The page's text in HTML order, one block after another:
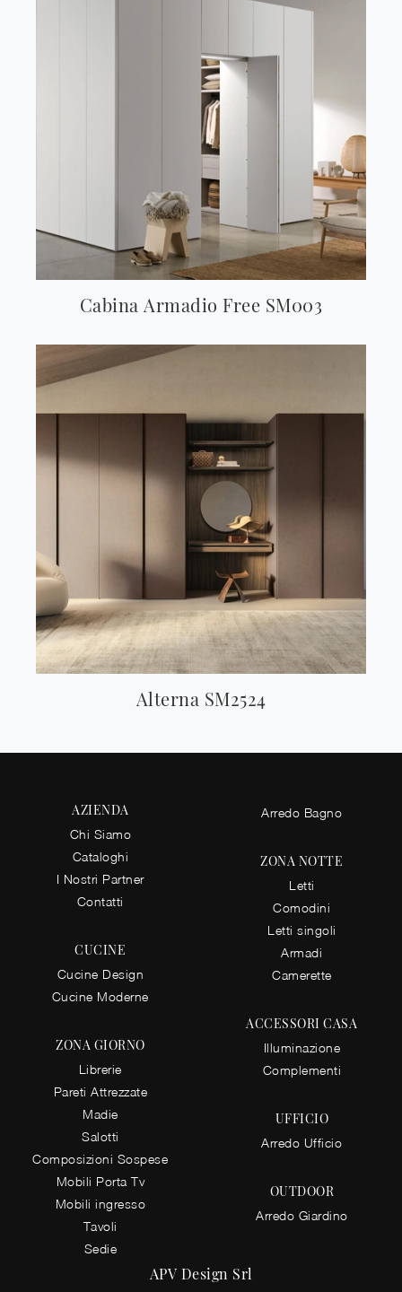
Cabina Armadio Free SM003
Alterna SM2524
AZIENDA
Chi Siamo
Cataloghi
I Nostri Partner
Contatti
CUCINE
Cucine Design
Cucine Moderne
ZONA GIORNO
Librerie
Pareti Attrezzate
Madie
Salotti
Composizioni Sospese
Mobili Porta Tv
Mobili ingresso
Tavoli
Sedie
Arredo Bagno
ZONA NOTTE
Letti
Comodini
Letti singoli
Armadi
Camerette
ACCESSORI CASA
Illuminazione
Complementi
UFFICIO
Arredo Ufficio
OUTDOOR
Arredo Giardino
APV Design Srl